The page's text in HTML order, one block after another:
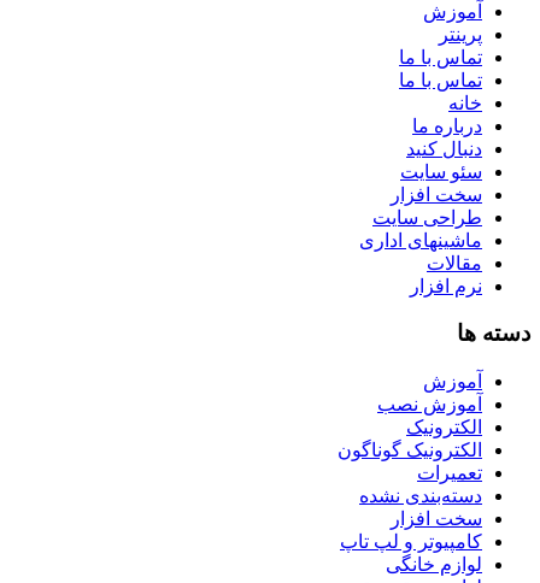
آموزش
پرینتر
تماس با ما
تماس با ما
خانه
درباره ما
دنبال کنید
سئو سایت
سخت افزار
طراحی سایت
ماشینهای اداری
مقالات
نرم افزار
دسته ها
آموزش
آموزش نصب
الکترونیک
الکترونیک گوناگون
تعمیرات
دسته‌بندی نشده
سخت افزار
کامپیوتر و لپ تاپ
لوازم خانگی